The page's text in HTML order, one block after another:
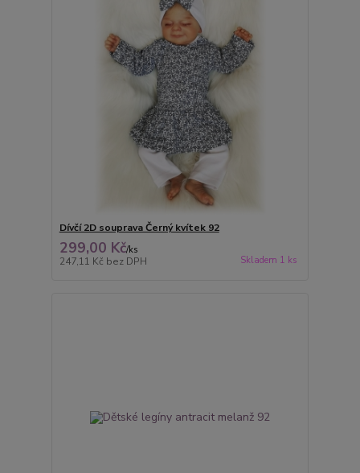
Dívčí 2D souprava Černý kvítek 92
299,00 Kč/ks
247,11 Kč bez DPH Skladem 1 ks